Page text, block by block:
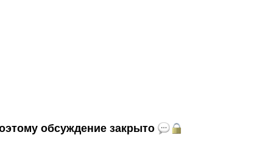
обсуждение закрыто